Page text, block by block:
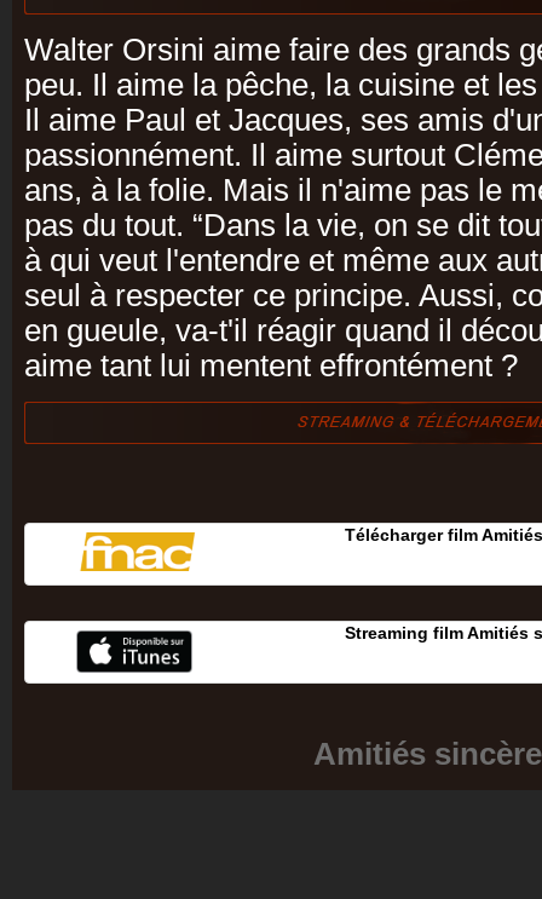
Walter Orsini aime faire des grands
peu. Il aime la pêche, la cuisine et
Il aime Paul et Jacques, ses amis
passionnément. Il aime surtout
ans, à la folie. Mais il n'aime pas le
pas du tout. “Dans la vie, on se dit
à qui veut l'entendre et même aux
seul à respecter ce principe. Aussi,
en gueule, va-t'il réagir quand il
aime tant lui mentent effrontément ?
Télécharger film
Streaming film Amitiés
Amitiés